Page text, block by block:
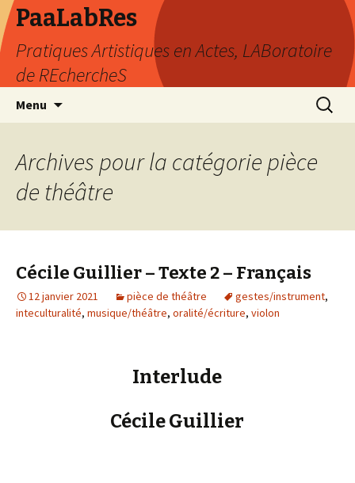
PaaLabRes
Pratiques Artistiques en Actes, LABoratoire
de REchercheS
Menu
principal
Archives pour la catégorie pièce
de théâtre
Cécile Guillier – Texte 2 – Français
12 janvier 2021 pièce de théâtre gestes/instrument,
inteculturalité, musique/théâtre, oralité/écriture, violon
Interlude
Cécile Guillier